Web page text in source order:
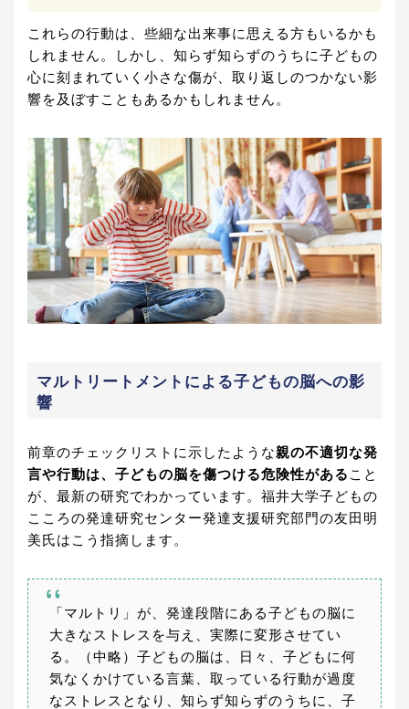
これらの行動は、些細な出来事に思える方もいるかも
しれません。しかし、知らず知らずのうちに子どもの
心に刻まれていく小さな傷が、取り返しのつかない影
響を及ぼすこともあるかもしれません。
マルトリートメントによる子どもの脳への影
響
前章のチェックリストに示したような親の不適切な発
言や行動は、子どもの脳を傷つける危険性がある こと
が、最新の研究でわかっています。福井大学子どもの
こころの発達研究センター発達支援研究部門の友田明
美氏はこう指摘します。
「マルトリ」が、発達段階にある子どもの脳に
大きなストレスを与え、実際に変形させてい
る。（中略）子どもの脳は、日々、子どもに何
気なくかけている言葉、取っている行動が過度
なストレスとなり、知らず知らずのうちに、子